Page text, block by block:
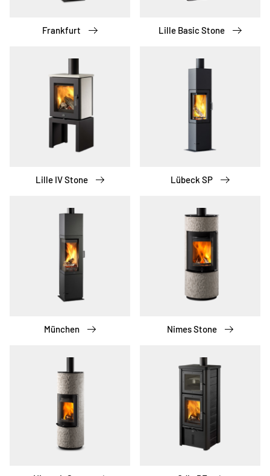
Frankfurt Lille Basic Stone
Lille IV Stone Lübeck SP
München Nimes Stone